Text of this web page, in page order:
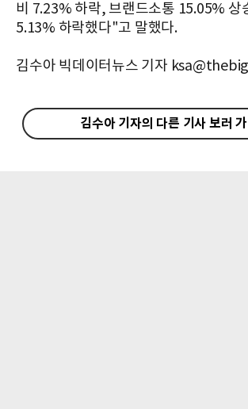
비 7.23% 하락, 브랜드소통 15.05% 상
5.13% 하락했다"고 말했다.
김수아 빅데이터뉴스 기자
김수아 기자의 다른 기사 보러 가